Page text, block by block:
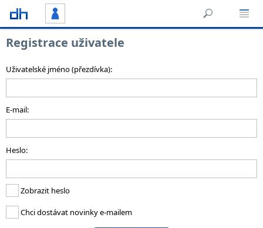
Registrace uživatele
Uživatelské jméno (přezdívka):
E-mail:
Heslo:
Zobrazit heslo
Chci dostávat novinky e-mailem